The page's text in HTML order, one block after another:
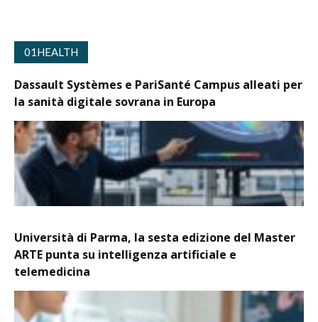
01HEALTH
Dassault Systèmes e PariSanté Campus alleati per
la sanità digitale sovrana in Europa
Università di Parma, la sesta edizione del Master
ARTE punta su intelligenza artificiale e
telemedicina